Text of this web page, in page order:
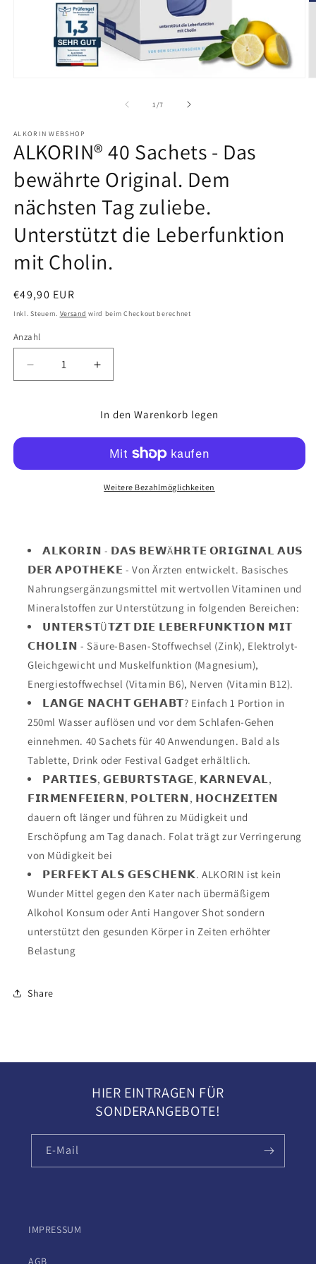
1/von
7
ALKORIN WEBSHOP
ALKORIN® 40 Sachets - Das
bewährte Original. Dem
nächsten Tag zuliebe.
Unterstützt die Leberfunktion
mit Cholin.
Normaler
Preis
€49,90 EUR
Inkl. Steuern. Versand wird beim Checkout berechnet
Anzahl
Verringere
die
-
nächsten
Tag
zuliebe.
Unterstützt
die
Leberfunktion
Cholin.
Erhöhe
die
für
Sachets
-
Das
nächsten
Tag
zuliebe.
Unterstützt
die
Leberfunktion
Cholin.
In den Warenkorb legen
Weitere Bezahlmöglichkeiten
𝗔𝗟𝗞𝗢𝗥𝗜𝗡 - 𝗗𝗔𝗦 𝗕𝗘𝗪Ä𝗛𝗥𝗧𝗘 𝗢𝗥𝗜𝗚𝗜𝗡𝗔𝗟 𝗔𝗨𝗦
𝗗𝗘𝗥 𝗔𝗣𝗢𝗧𝗛𝗘𝗞𝗘 - Von Ärzten entwickelt. Basisches
Nahrungsergänzungsmittel mit wertvollen Vitaminen und
Mineralstoffen zur Unterstützung in folgenden Bereichen:
𝗨𝗡𝗧𝗘𝗥𝗦𝗧Ü𝗧𝗭𝗧 𝗗𝗜𝗘 𝗟𝗘𝗕𝗘𝗥𝗙𝗨𝗡𝗞𝗧𝗜𝗢𝗡 𝗠𝗜𝗧
𝗖𝗛𝗢𝗟𝗜𝗡 - Säure-Basen-Stoffwechsel (Zink), Elektrolyt-
Gleichgewicht und Muskelfunktion (Magnesium),
Energiestoffwechsel (Vitamin B6), Nerven (Vitamin B12).
𝗟𝗔𝗡𝗚𝗘 𝗡𝗔𝗖𝗛𝗧 𝗚𝗘𝗛𝗔𝗕𝗧? Einfach 1 Portion in
250ml Wasser auflösen und vor dem Schlafen-Gehen
einnehmen. 40 Sachets für 40 Anwendungen. Bald als
Tablette, Drink oder Festival Gadget erhältlich.
𝗣𝗔𝗥𝗧𝗜𝗘𝗦, 𝗚𝗘𝗕𝗨𝗥𝗧𝗦𝗧𝗔𝗚𝗘, 𝗞𝗔𝗥𝗡𝗘𝗩𝗔𝗟,
𝗙𝗜𝗥𝗠𝗘𝗡𝗙𝗘𝗜𝗘𝗥𝗡, 𝗣𝗢𝗟𝗧𝗘𝗥𝗡, 𝗛𝗢𝗖𝗛𝗭𝗘𝗜𝗧𝗘𝗡
dauern oft länger und führen zu Müdigkeit und
Erschöpfung am Tag danach. Folat trägt zur Verringerung
von Müdigkeit bei
𝗣𝗘𝗥𝗙𝗘𝗞𝗧 𝗔𝗟𝗦 𝗚𝗘𝗦𝗖𝗛𝗘𝗡𝗞. ALKORIN ist kein
Wunder Mittel gegen den Kater nach übermäßigem
Alkohol Konsum oder Anti Hangover Shot sondern
unterstützt den gesunden Körper in Zeiten erhöhter
Belastung
Share
HIER EINTRAGEN FÜR
SONDERANGEBOTE!
E-Mail
IMPRESSUM
AGB